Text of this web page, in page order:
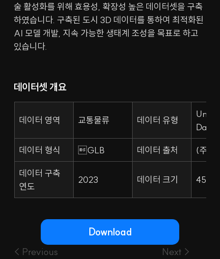
술 활성화를 위해 효용성, 확장성 높은 데이터셋을 구축
하였습니다. 구축된 도시 3D 데이터를 통하여 최적화된
AI 모델 개발, 지속 가능한 생태계 조성을 목표로 하고
있습니다.
데이터셋 개요
데이터 영역 교통물류 데이터 유형
Unity
Data
데이터 형식 GLB 데이터 출처 (주)
데이터 구축
연도
2023 데이터 크기
Download
< Previous
Next >